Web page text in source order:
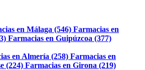
en Málaga (546) Farmacias en
Farmacias en Guipúzcoa (377)
en Almería (258) Farmacias en
(224) Farmacias en Girona (219)